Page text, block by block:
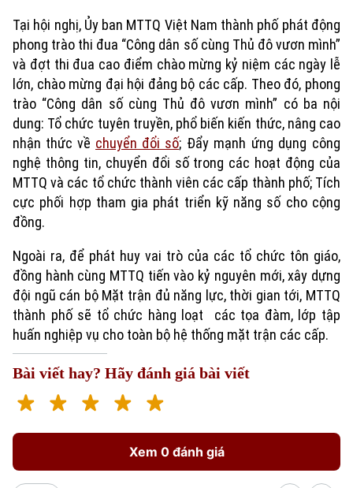
Tại hội nghị, Ủy ban MTTQ Việt Nam thành phố phát động
phong trào thi đua “Công dân số cùng Thủ đô vươn mình”
và đợt thi đua cao điểm chào mừng kỷ niệm các ngày lễ
lớn, chào mừng đại hội đảng bộ các cấp. Theo đó, phong
trào “Công dân số cùng Thủ đô vươn mình” có ba nội
dung: Tổ chức tuyên truyền, phổ biến kiến thức, nâng cao
nhận thức về chuyển đổi số; Đẩy mạnh ứng dụng công
nghệ thông tin, chuyển đổi số trong các hoạt động của
MTTQ và các tổ chức thành viên các cấp thành phố; Tích
cực phối hợp tham gia phát triển kỹ năng số cho cộng
đồng.
Ngoài ra, để phát huy vai trò của các tổ chức tôn giáo,
đồng hành cùng MTTQ tiến vào kỷ nguyên mới, xây dựng
đội ngũ cán bộ Mặt trận đủ năng lực, thời gian tới, MTTQ
thành phố sẽ tổ chức hàng loạt các tọa đàm, lớp tập
huấn nghiệp vụ cho toàn bộ hệ thống mặt trận các cấp.
Bài viết hay? Hãy đánh giá bài viết
Xem 0 đánh giá